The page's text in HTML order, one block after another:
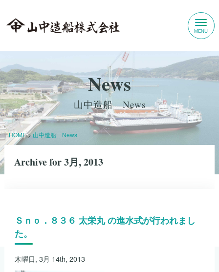
News
山中造船 News
HOME>山中造船 News
Archive for 3月, 2013
Ｓｎｏ．８３６ 太栄丸 の進水式が行われまし
た。
木曜日, 3月 14th, 2013